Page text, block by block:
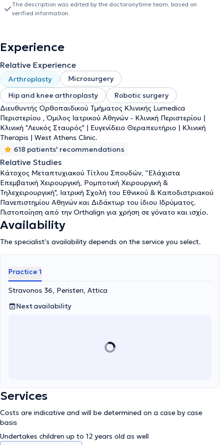
Surgery at the General Hospital of Ierapetra. Furthermore, during
his career, he has taught courses on First Aid, Traumatology, and
as part of his continuous education and updating in microsurgery
and medical acupuncture, the physician regularly attends medical
conferences, earning personal honorary distinctions.
The description was edited by the doctoranytime team, based on
verified information.
Experience
Relative Experience
Arthroplasty
Microsurgery
Hip and knee arthroplasty
Robotic surgery
Διευθυντής Ορθοπαιδικού Τμήματος Κλινικής Lumedica
Περιστερίου , Όμιλος Ιατρικού Αθηνών - Κλινική Περιστερίου |
Κλινική "Λευκός Σταυρός" | Ευγενίδειο Θεραπευτήριο | Κλινική
Therapis | West Athens Clinic.
618 patients' recommendations
Relative Studies
Κάτοχος Μεταπτυχιακού Τίτλου Σπουδών, ''Ελάχιστα
Επεμβατική Χειρουργική, Ρομποτική Χειρουργική &
Τηλεχειρουργική", Ιατρική Σχολή του Εθνικού & Καποδιστριακού
Πανεπιστημίου Αθηνών και Διδάκτωρ του ίδιου Ιδρύματος.
Πιστοποίηση από την Orthalign για χρήση σε γόνατο και ισχίο.
Availability
The specialist's availability depends on the service you select.
Practice 1
Stravonos 36, Peristeri, Attica
Next availability
Services
Costs are indicative and will be determined on a case by case
basis
Undertakes children up to 12 years old as well